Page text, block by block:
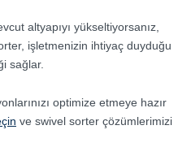
altyapıyı yükseltiyorsanız,
işletmenizin ihtiyaç duyduğu
sağlar.
optimize etmeye hazır
ve swivel sorter çözümlerimizi